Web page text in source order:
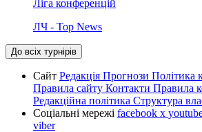
Ліга конференцій
ЛЧ - Top News
До всіх турнірів
Сайт Редакція Прогнози Політика
Правила сайту Контакти Правила
Редакційна політика Структура
Соціальні мережі facebook x
viber